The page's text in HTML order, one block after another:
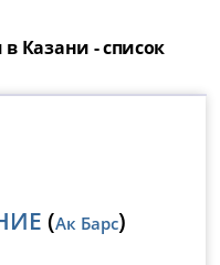
Казани - список
(Ак Барс)